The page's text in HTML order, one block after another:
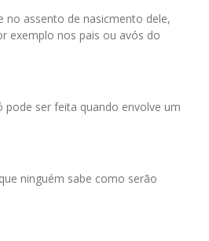
assento de nasicmento dele,
exemplo nos pais ou avós do
ser feita quando envolve um
ninguém sabe como serão